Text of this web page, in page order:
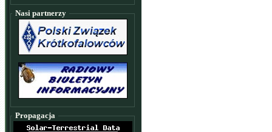
Nasi partnerzy
Propagacja